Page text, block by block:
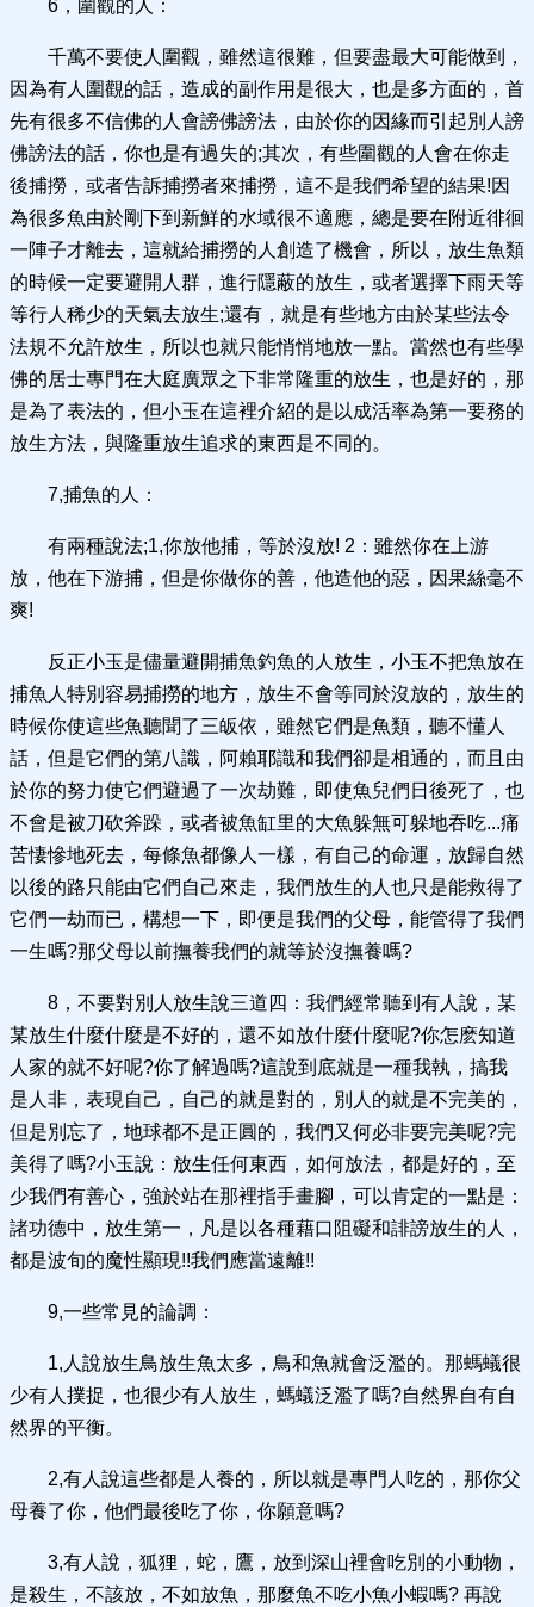
6，圍觀的人：
千萬不要使人圍觀，雖然這很難，但要盡最大可能做到，
因為有人圍觀的話，造成的副作用是很大，也是多方面的，首
先有很多不信佛的人會謗佛謗法，由於你的因緣而引起別人謗
佛謗法的話，你也是有過失的;其次，有些圍觀的人會在你走
後捕撈，或者告訴捕撈者來捕撈，這不是我們希望的結果!因
為很多魚由於剛下到新鮮的水域很不適應，總是要在附近徘徊
一陣子才離去，這就給捕撈的人創造了機會，所以，放生魚類
的時候一定要避開人群，進行隱蔽的放生，或者選擇下雨天等
等行人稀少的天氣去放生;還有，就是有些地方由於某些法令
法規不允許放生，所以也就只能悄悄地放一點。當然也有些學
佛的居士專門在大庭廣眾之下非常隆重的放生，也是好的，那
是為了表法的，但小玉在這裡介紹的是以成活率為第一要務的
放生方法，與隆重放生追求的東西是不同的。
7,捕魚的人：
有兩種說法;1,你放他捕，等於沒放! 2：雖然你在上游
放，他在下游捕，但是你做你的善，他造他的惡，因果絲毫不
爽!
反正小玉是儘量避開捕魚釣魚的人放生，小玉不把魚放在
捕魚人特別容易捕撈的地方，放生不會等同於沒放的，放生的
時候你使這些魚聽聞了三皈依，雖然它們是魚類，聽不懂人
話，但是它們的第八識，阿賴耶識和我們卻是相通的，而且由
於你的努力使它們避過了一次劫難，即使魚兒們日後死了，也
不會是被刀砍斧跺，或者被魚缸里的大魚躲無可躲地吞吃...痛
苦悽慘地死去，每條魚都像人一樣，有自己的命運，放歸自然
以後的路只能由它們自己來走，我們放生的人也只是能救得了
它們一劫而已，構想一下，即便是我們的父母，能管得了我們
一生嗎?那父母以前撫養我們的就等於沒撫養嗎?
8，不要對別人放生說三道四：我們經常聽到有人說，某
某放生什麼什麼是不好的，還不如放什麼什麼呢?你怎麽知道
人家的就不好呢?你了解過嗎?這說到底就是一種我執，搞我
是人非，表現自己，自己的就是對的，別人的就是不完美的，
但是別忘了，地球都不是正圓的，我們又何必非要完美呢?完
美得了嗎?小玉說：放生任何東西，如何放法，都是好的，至
少我們有善心，強於站在那裡指手畫腳，可以肯定的一點是：
諸功德中，放生第一，凡是以各種藉口阻礙和誹謗放生的人，
都是波旬的魔性顯現!!我們應當遠離!!
9,一些常見的論調：
1,人說放生鳥放生魚太多，鳥和魚就會泛濫的。那螞蟻很
少有人撲捉，也很少有人放生，螞蟻泛濫了嗎?自然界自有自
然界的平衡。
2,有人說這些都是人養的，所以就是專門人吃的，那你父
母養了你，他們最後吃了你，你願意嗎?
3,有人說，狐狸，蛇，鷹，放到深山裡會吃別的小動物，
是殺生，不該放，不如放魚，那麼魚不吃小魚小蝦嗎? 再說